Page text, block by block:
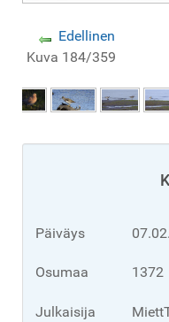
Edellinen
Kuva 184/359
Päiväys
Osumaa 1372
Julkaisija